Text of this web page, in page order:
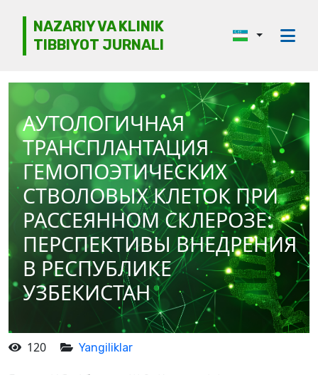
NAZARIY VA KLINIK
TIBBIYOT JURNALI
Tahririyat kengashi
Etika
Ko‘rib chiqish
Mualliflarga
Arxiv
Kontaktlar
АУТОЛОГИЧНАЯ
ТРАНСПЛАНТАЦИЯ
ГЕМОПОЭТИЧЕСКИХ
СТВОЛОВЫХ КЛЕТОК ПРИ
РАССЕЯННОМ СКЛЕРОЗЕ:
ПЕРСПЕКТИВЫ ВНЕДРЕНИЯ
В РЕСПУБЛИКЕ
УЗБЕКИСТАН
120 Yangiliklar